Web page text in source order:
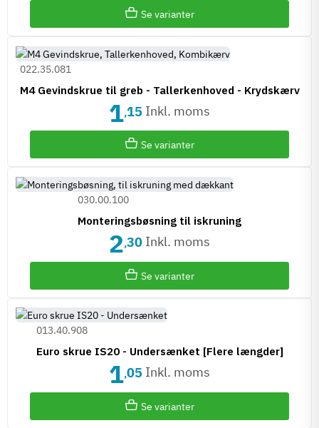
Se varianter
M4 Gevindskrue til greb - Tallerkenhoved - Krydskærv
022.35.081
1,15 Inkl. moms
Se varianter
Monteringsbøsning til iskruning
030.00.100
2,30 Inkl. moms
Se varianter
Euro skrue IS20 - Undersænket [Flere længder]
013.40.908
1,05 Inkl. moms
Se varianter